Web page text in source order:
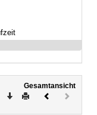
Gesamtansicht
Download
DruckenVorheriges